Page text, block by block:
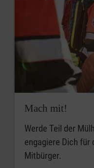
Mach mit!
Werde Teil der
engagiere Dich für
Mitbürger.